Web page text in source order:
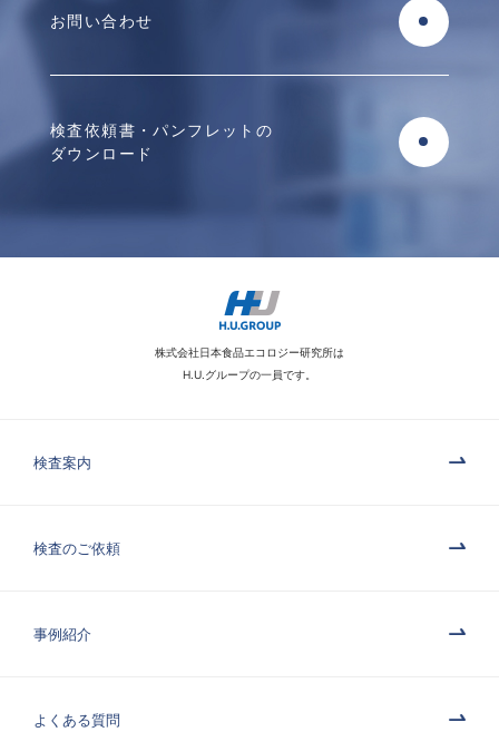
お問い合わせ
検査依頼書・パンフレットの
ダウンロード
株式会社日本食品エコロジー研究所は
H.U.グループの一員です。
検査案内
検査のご依頼
事例紹介
よくある質問